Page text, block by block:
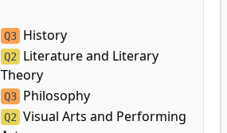
Q3 History
Q2
Literature and Literary
Theory
Q3 Philosophy
Q2 Visual Arts and Performing